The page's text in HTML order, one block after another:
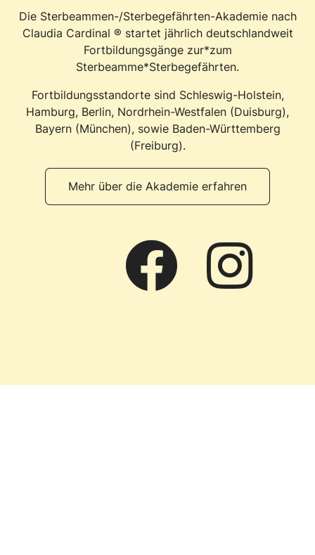
Die Sterbeammen-/Sterbegefährten-Akademie nach
Claudia Cardinal ® startet jährlich deutschlandweit
Fortbildungsgänge zur*zum
Sterbeamme*Sterbegefährten.
Fortbildungsstandorte sind Schleswig-Holstein,
Hamburg, Berlin, Nordrhein-Westfalen (Duisburg),
Bayern (München), sowie Baden-Württemberg
(Freiburg).
Mehr über die Akademie erfahren